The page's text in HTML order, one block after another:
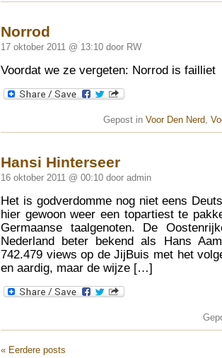
Norrod
17 oktober 2011 @ 13:10 door RW
Voordat we ze vergeten: Norrod is failliet
Gepost in Voor Den Nerd
Hansi Hinterseer
16 oktober 2011 @ 00:10 door admin
Het is godverdomme nog niet eens
hier gewoon weer een topartiest te
Germaanse taalgenoten. De
Nederland beter bekend als Hans
742.479 views op de JijBuis met het
en aardig, maar de wijze […]
« Eerdere posts